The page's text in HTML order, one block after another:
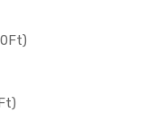
Ft)
)